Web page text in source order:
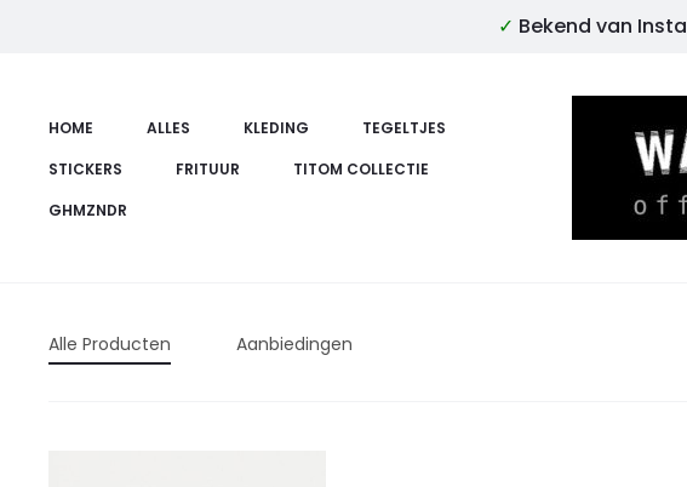
✓ Bekend van Insta
HOME ALLES KLEDING
TEGELTJES
STICKERS
FRITUUR
TITOM COLLECTIE
GHMZNDR
Alle Producten Aanbiedingen